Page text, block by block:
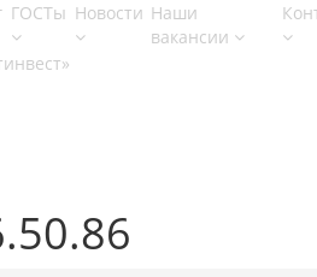
ГОСТы Новости Наши
вакансии